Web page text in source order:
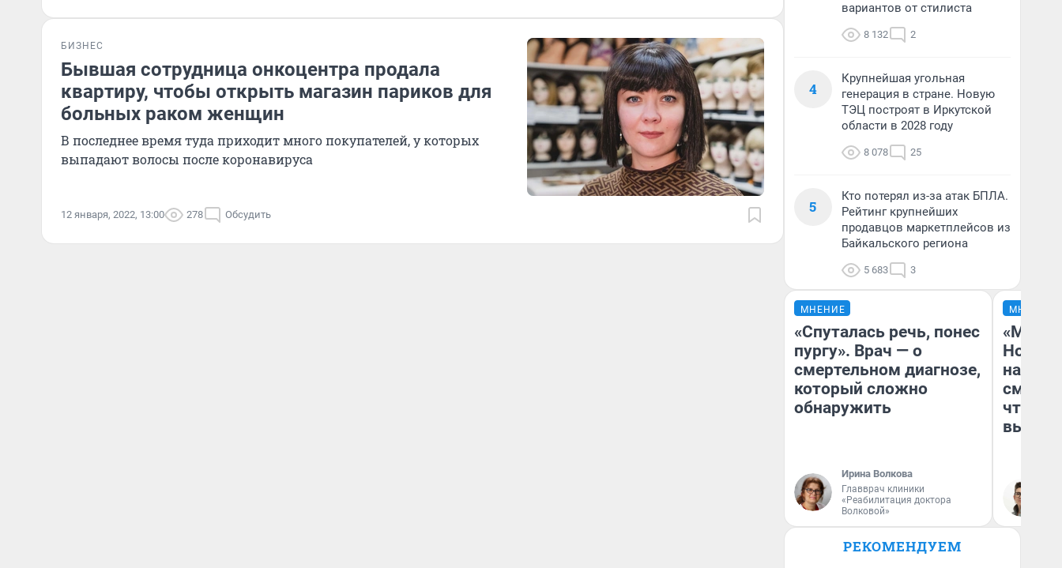
БИЗНЕС
Бывшая сотрудница онкоцентра продала
квартиру, чтобы открыть магазин париков для
больных раком женщин
В последнее время туда приходит много покупателей, у которых
выпадают волосы после коронавируса
12 января, 2022, 13:00 278 Обсудить
вариантов от стилиста
8 132 2
4
Крупнейшая угольная
генерация в стране. Новую
ТЭЦ построят в Иркутской
области в 2028 году
8 078 25
5
Кто потерял из-за атак БПЛА.
Рейтинг крупнейших
продавцов маркетплейсов из
Байкальского региона
5 683 3
МНЕНИЕ
«Спуталась речь, понес
пургу». Врач — о
смертельном диагнозе,
который сложно
обнаружить
Ирина Волкова
Главврач клиники
«Реабилитация доктора
Волковой»
МНЕНИЕ
«Мы
чтобы
РЕКОМЕНДУЕМ